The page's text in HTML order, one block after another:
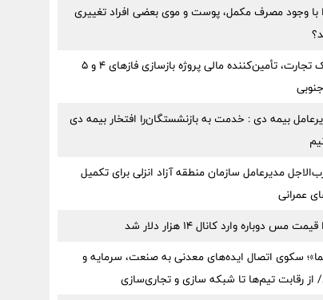
با وجود مصرف مکمل، پوست و موی بعضی افراد تغییری
بانک تجارت، تأمین‌کننده مالی پروژه بازسازی فازهای ۴ و ۵
بیمه دی : خدمت به بازنشستگان‌را افتخار بیمه دی
مدیرعامل سازمان منطقه آزاد انزلی برای تكمیل
عمرانی
مس دوباره وارد کانال ۱۴ هزار دلار شد
سکوی اتصال ایده‌های معدنی به صنعت، سرمایه و
از رقابت تیم‌ها تا شبکه سازی و تجاری‌سازی